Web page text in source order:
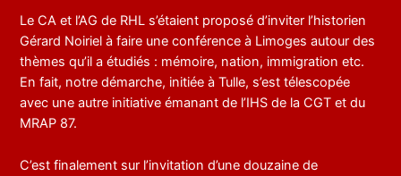
Le CA et l’AG de RHL s’étaient proposé d’inviter l’historien
Gérard Noiriel à faire une conférence à Limoges autour des
thèmes qu’il a étudiés : mémoire, nation, immigration etc.
En fait, notre démarche, initiée à Tulle, s’est télescopée
avec une autre initiative émanant de l’IHS de la CGT et du
MRAP 87.
C’est finalement sur l’invitation d’une douzaine de